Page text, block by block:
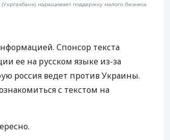
наращивает поддержку малого бизнеса
Спонсор текста
ее на русском языке из-за
россия ведет против Украины.
с текстом на